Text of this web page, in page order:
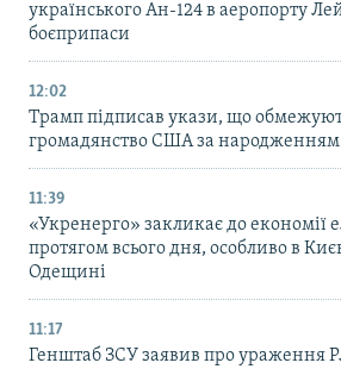
українського Ан-124 в аеропорту
боєприпаси
12:02
Трамп підписав укази, що
громадянство США за народженням
11:39
«Укренерго» закликає до економії
протягом всього дня, особливо в
Одещині
11:17
Генштаб ЗСУ заявив про ураження